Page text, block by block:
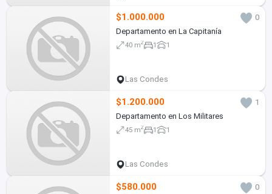
$1.000.000
0
Departamento en La Capitanía
40 m2 1 1
Las Condes
$1.200.000
1
Departamento en Los Militares
45 m2 1 1
Las Condes
$580.000 0